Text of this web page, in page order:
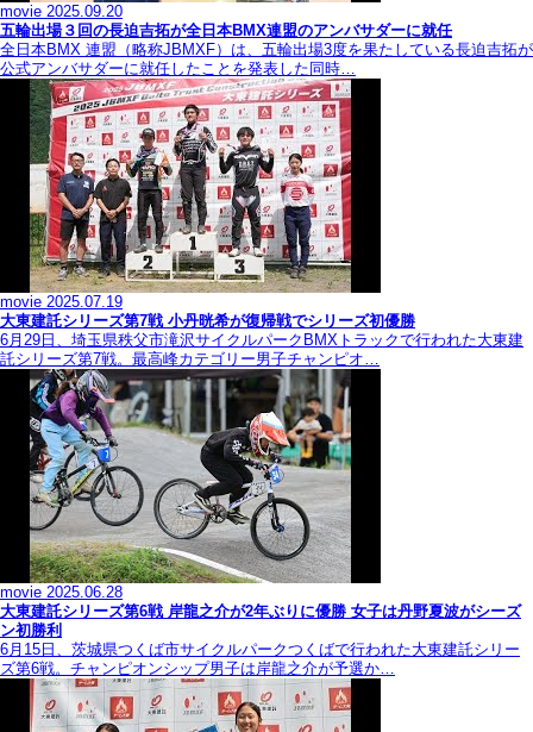
movie 2025.09.20
五輪出場３回の長迫吉拓が全日本BMX連盟のアンバサダーに就任
全日本BMX 連盟（略称JBMXF）は、五輪出場3度を果たしている長迫吉拓が
公式アンバサダーに就任したことを発表した同時…
movie 2025.07.19
大東建託シリーズ第7戦 ⼩丹晄希が復帰戦でシリーズ初優勝
6月29日、埼玉県秩父市滝沢サイクルパークBMXトラックで行われた大東建
託シリーズ第7戦。最高峰カテゴリー男子チャンピオ…
movie 2025.06.28
大東建託シリーズ第6戦 岸龍之介が2年ぶりに優勝 女子は丹野夏波がシーズ
ン初勝利
6月15日、茨城県つくば市サイクルパークつくばで行われた大東建託シリー
ズ第6戦。チャンピオンシップ男子は岸龍之介が予選か…